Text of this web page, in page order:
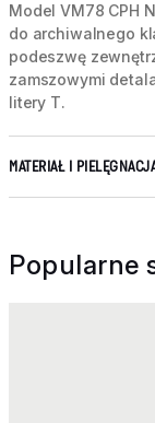
Model VM78 CPH
do archiwalnego
podeszwę
zamszowymi
litery T.
MATERIAŁ I
Popularne